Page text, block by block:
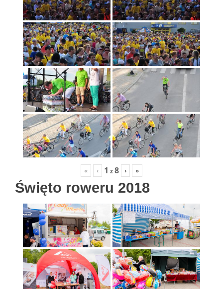
« ‹ 1 z8 › »
Święto roweru 2018